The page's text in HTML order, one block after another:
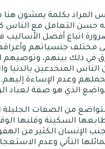
المراد بكلمة يمشون هنا
حسن التعامل مع الناس
اتباع أفضل الأساليب
مختلف جنسياتهم
في ذلك بينهم، وتوصيهم
الناس المنخدعين بالدنيا
وعدم الإساءة إليهم.
الذي هو صفة لعباد
من الصفات الجليلة
السكينة وقلبها
الإنسان الكثير من
التأني وعدم